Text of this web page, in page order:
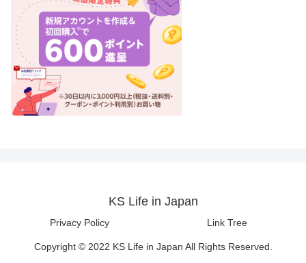
KS Life in Japan
Privacy Policy Link Tree
Copyright © 2022 KS Life in Japan All Rights Reserved.